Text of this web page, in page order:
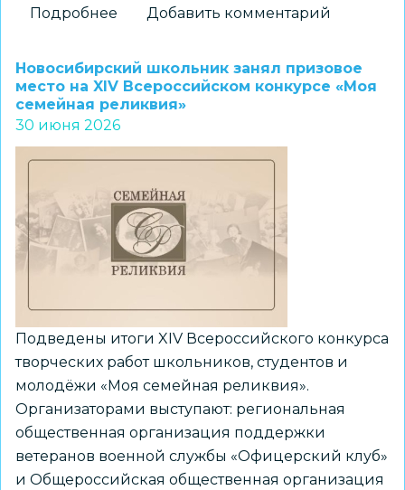
Подробнее
проведет
мастер-
класс
в
к
новому
конкурсу
«Большие
Добавить комментарий
Новосибирский школьник занял призовое
место на XIV Всероссийском конкурсе «Моя
семейная реликвия»
30 июня 2026
Подведены итоги XIV Всероссийского конкурса
творческих работ школьников, студентов и
молодёжи «Моя семейная реликвия».
Организаторами выступают: региональная
общественная организация поддержки
ветеранов военной службы «Офицерский клуб»
и Общероссийская общественная организация